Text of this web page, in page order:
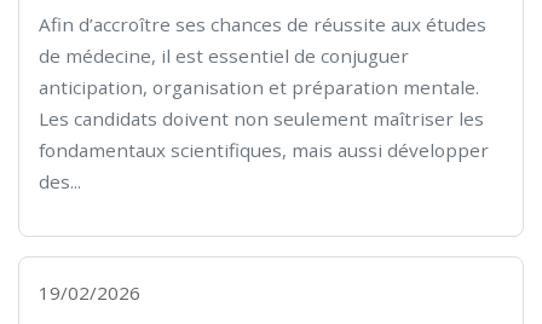
Afin d’accroître ses chances de réussite aux études
de médecine, il est essentiel de conjuguer
anticipation, organisation et préparation mentale.
Les candidats doivent non seulement maîtriser les
fondamentaux scientifiques, mais aussi développer
des...
19/02/2026